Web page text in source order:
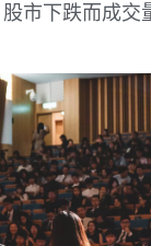
市下跌而成交